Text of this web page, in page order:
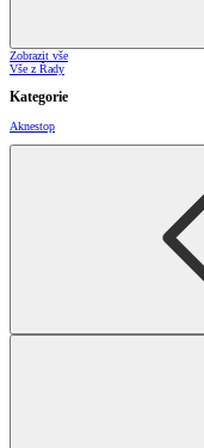
Zobrazit vše
Vše z Řady
Kategorie
Aknestop